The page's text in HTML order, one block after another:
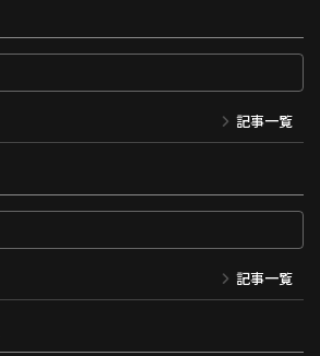
記事一覧
記事一覧